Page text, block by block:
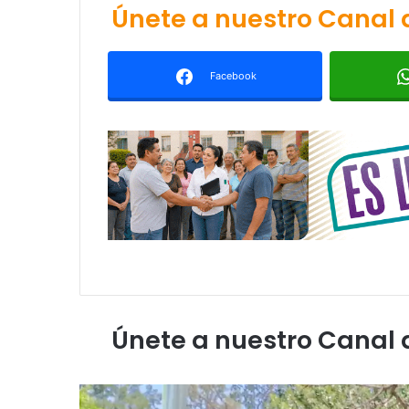
Únete a nuestro Canal
Facebook
Únete a nuestro Canal